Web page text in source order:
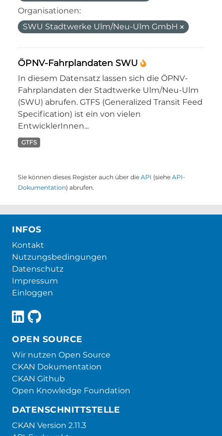
Organisationen:
SWU Stadtwerke Ulm/Neu-Ulm GmbH
ÖPNV-Fahrplandaten SWU
In diesem Datensatz lassen sich die ÖPNV-
Fahrplandaten der Stadtwerke Ulm/Neu-Ulm
(SWU) abrufen. GTFS (Generalized Transit Feed
Specification) ist ein von vielen
EntwicklerInnen...
GTFS
Sie können dieses Register auch über die API (siehe API-
Dokumentation) abrufen.
INFOS
Kontakt
Nutzungsbedingungen
Datenschutz
Impressum
Einloggen
OPEN SOURCE
Wir nutzen Open Source
CKAN Dokumentation
CKAN Github
Open Knowledge Foundation
DATENSCHNITTSTELLE
CKAN Version 2.11.3